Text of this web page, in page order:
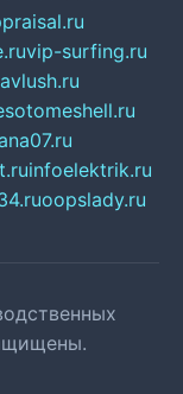
vip-surfing.ru
infoelektrik.ru
oopslady.ru